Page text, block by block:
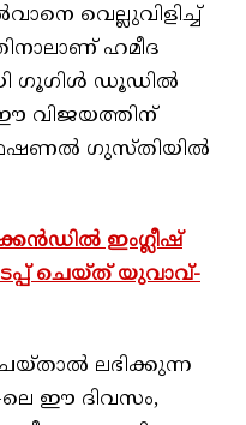
വെല്ലുവിളിച്ച്
ഹമീദ
ഗൂഗിൾ ഡൂഡിൽ
വിജയത്തിന്
ഗുസ്തിയിൽ
ഇംഗ്ലീഷ്
ചെയ്ത് യുവാവ്-
ലഭിക്കുന്ന
ലെ ഈ ദിവസം,